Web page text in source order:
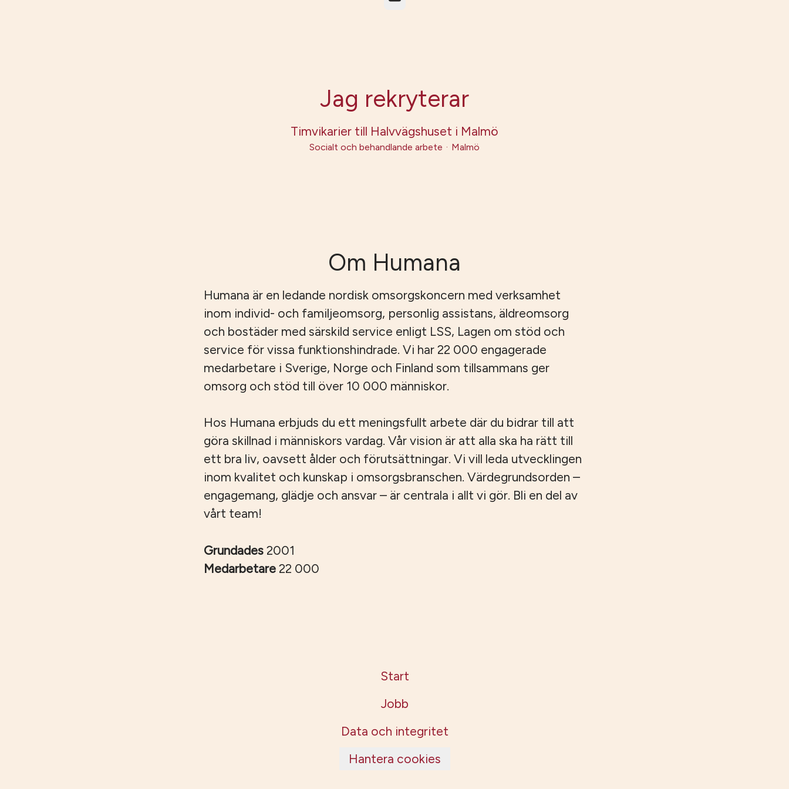
Jag rekryterar
Timvikarier till Halvvägshuset i Malmö
Socialt och behandlande arbete · Malmö
Om Humana
Humana är en ledande nordisk omsorgskoncern med verksamhet
inom individ- och familjeomsorg, personlig assistans, äldreomsorg
och bostäder med särskild service enligt LSS, Lagen om stöd och
service för vissa funktionshindrade. Vi har 22 000 engagerade
medarbetare i Sverige, Norge och Finland som tillsammans ger
omsorg och stöd till över 10 000 människor.
Hos Humana erbjuds du ett meningsfullt arbete där du bidrar till att
göra skillnad i människors vardag. Vår vision är att alla ska ha rätt till
ett bra liv, oavsett ålder och förutsättningar. Vi vill leda utvecklingen
inom kvalitet och kunskap i omsorgsbranschen. Värdegrundsorden –
engagemang, glädje och ansvar – är centrala i allt vi gör. Bli en del av
vårt team!
Grundades 2001
Medarbetare 22 000
Start
Jobb
Data och integritet
Hantera cookies